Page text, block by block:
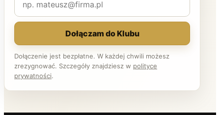
Dołączam do Klubu
Dołączenie jest bezpłatne. W każdej chwili możesz
zrezygnować. Szczegóły znajdziesz w polityce
prywatności.